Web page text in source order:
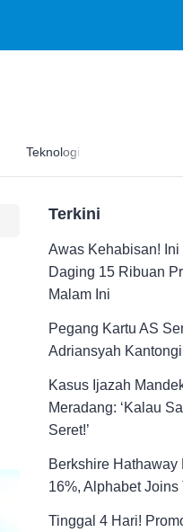
Teknologi
Terkini
Awas Kehabisan!
Daging 15 Ribuan
Malam Ini
Pegang Kartu AS
Adriansyah
Kasus Ijazah
Meradang: ‘Kalau
Seret!’
Berkshire
16%, Alphabet
Tinggal 4 Hari!